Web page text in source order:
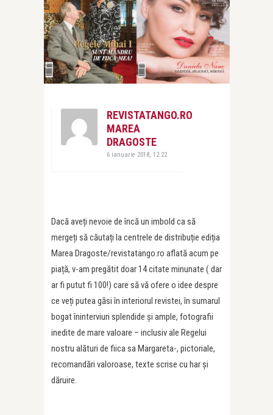
REVISTATANGO.RO
MAREA
DRAGOSTE
6 ianuarie 2018, 12:22
Dacă aveți nevoie de încă un imbold ca să
mergeți să căutați la centrele de distribuție ediția
Marea Dragoste/revistatango.ro aflată acum pe
piață, v-am pregătit doar 14 citate minunate ( dar
ar fi putut fi 100!) care să vă ofere o idee despre
ce veți putea găsi în interiorul revistei, în sumarul
bogat îninterviuri splendide și ample, fotografii
inedite de mare valoare – inclusiv ale Regelui
nostru alături de fiica sa Margareta-, pictoriale,
recomandări valoroase, texte scrise cu har și
dăruire.